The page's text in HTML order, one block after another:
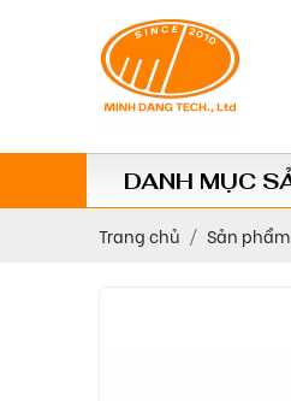
DANH MỤC
Trang chủ Sản phẩm